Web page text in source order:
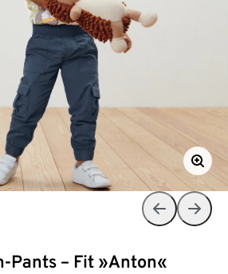
Pants – Fit »Anton«